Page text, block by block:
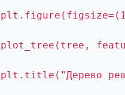
plot_tree(tree,
plt.title("Дерево